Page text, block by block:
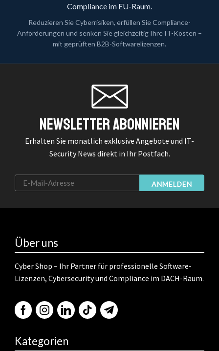
Compliance im EU-Raum.
Reduzieren Sie Cyberrisiken, erfüllen Sie Compliance-
Anforderungen und senken Sie gleichzeitig Ihre IT-Kosten –
mit geprüften B2B-Softwarelizenzen.
Newsletter Abonnieren
Erhalten Sie monatlich exklusive Angebote und IT-
Security News direkt in Ihr Postfach.
ANMELDEN
Über uns
Cyber Shop – Ihr Partner für professionelle Software-
Lizenzen, Cybersecurity und Compliance im DACH-Raum.
Kategorien